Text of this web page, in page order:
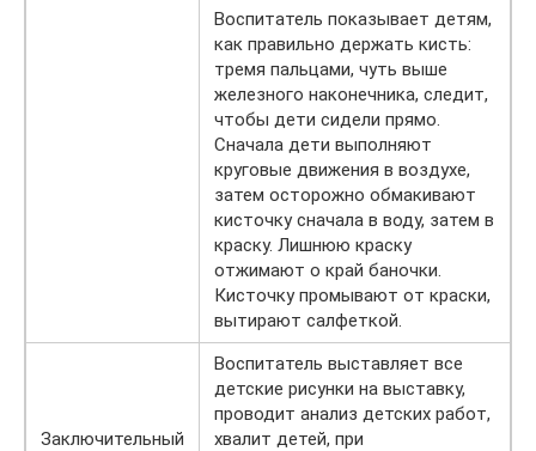
Воспитатель показывает детям,
как правильно держать кисть:
тремя пальцами, чуть выше
железного наконечника, следит,
чтобы дети сидели прямо.
Сначала дети выполняют
круговые движения в воздухе,
затем осторожно обмакивают
кисточку сначала в воду, затем в
краску. Лишнюю краску
отжимают о край баночки.
Кисточку промывают от краски,
вытирают салфеткой.
Заключительный
Воспитатель выставляет все
детские рисунки на выставку,
проводит анализ детских работ,
хвалит детей, при